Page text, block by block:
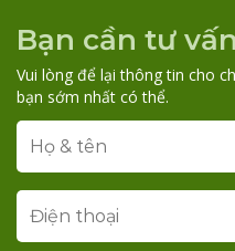
Bạn cần tư
Vui lòng để lại thông tin cho
bạn sớm nhất có thể.